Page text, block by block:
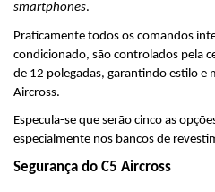
smartphones.
Praticamente todos os comandos
condicionado, são controlados pela
de 12 polegadas, garantindo estilo e
Aircross.
Especula-se que serão cinco as
especialmente nos bancos de
Segurança do C5 Aircross